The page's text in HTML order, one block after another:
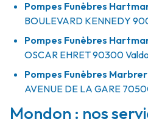
Pompes Funèbres
BOULEVARD KENNEDY
Pompes Funèbres
OSCAR EHRET90300
Pompes Funèbres
AVENUE DE LA GARE
Mondon : nos